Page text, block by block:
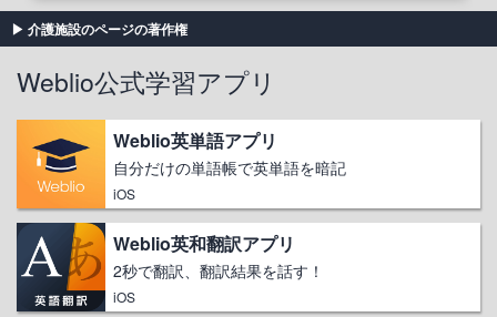
介護施設のページの著作権
Weblio公式学習アプリ
Weblio英単語アプリ
自分だけの単語帳で英単語を暗記
iOS
Weblio英和翻訳アプリ
2秒で翻訳、翻訳結果を話す！
iOS